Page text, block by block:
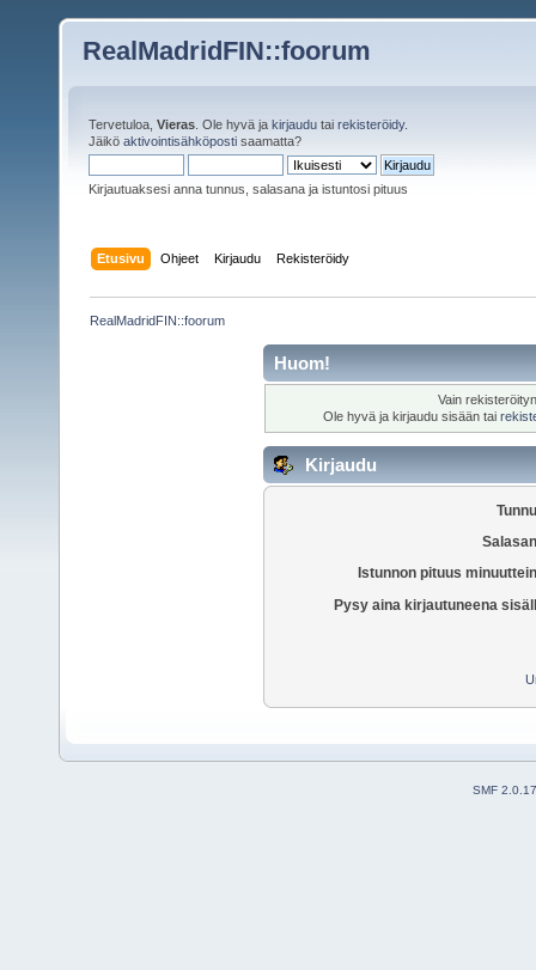
RealMadridFIN::foorum
Tervetuloa, Vieras . Ole hyvä ja kirjaudu tai rekisteröidy.
Jäikö aktivointisähköposti saamatta?
Kirjautuaksesi anna tunnus, salasana ja istuntosi pituus
Etusivu Ohjeet Kirjaudu Rekisteröidy
RealMadridFIN::foorum
Huom!
Vain
Ole hyvä ja kirjaudu sisään tai
Kirjaudu
Istunnon pituus
Pysy aina kirjautuneena
SMF 2.0.17